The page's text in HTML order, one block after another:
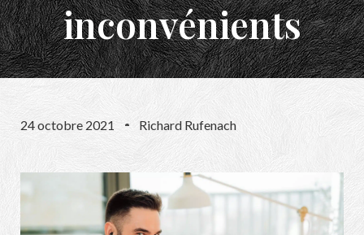
inconvénients
24 octobre 2021 Richard Rufenach